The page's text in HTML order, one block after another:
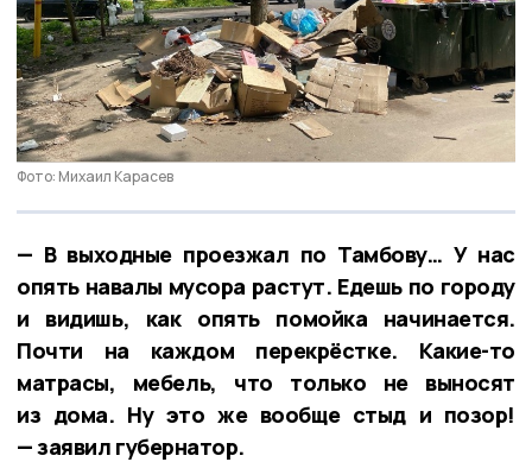
Фото: Михаил Карасев
— В выходные проезжал по Тамбову… У нас
опять навалы мусора растут. Едешь по городу
и видишь, как опять помойка начинается.
Почти на каждом перекрёстке. Какие-то
матрасы, мебель, что только не выносят
из дома. Ну это же вообще стыд и позор!
— заявил губернатор.